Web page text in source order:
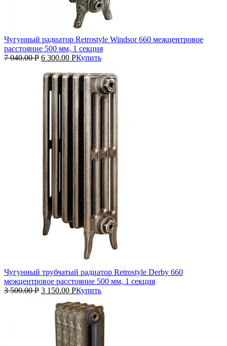
Чугунный радиатор Retrostyle Windsor 660 межцентровое
расстояние 500 мм, 1 секция
7 040.00Р 6 300.00 РКупить
Чугунный трубчатый радиатор Retrostyle Derby 660
межцентровое расстояние 500 мм, 1 секция
3 500.00Р 3 150.00 РКупить